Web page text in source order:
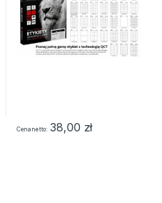
Cena netto 38,00 zł